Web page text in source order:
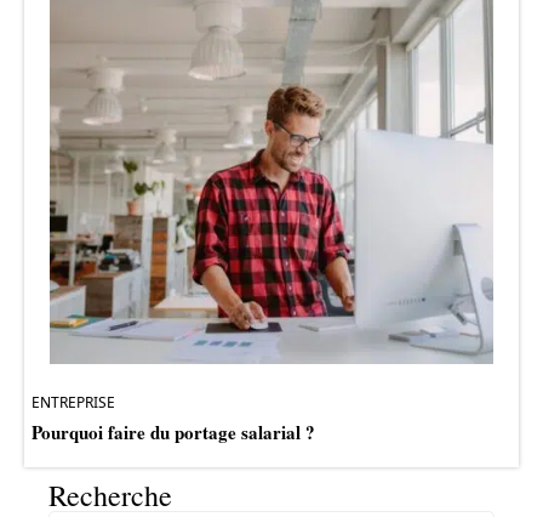
ENTREPRISE
Pourquoi faire du portage salarial ?
Recherche